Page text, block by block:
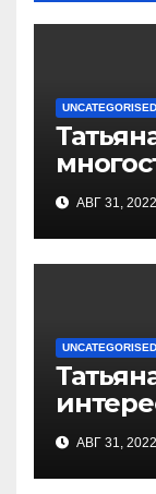
UNCATEGORISED
АВГ 31, 2022
UNCATEGORISED
АВГ 31, 2022